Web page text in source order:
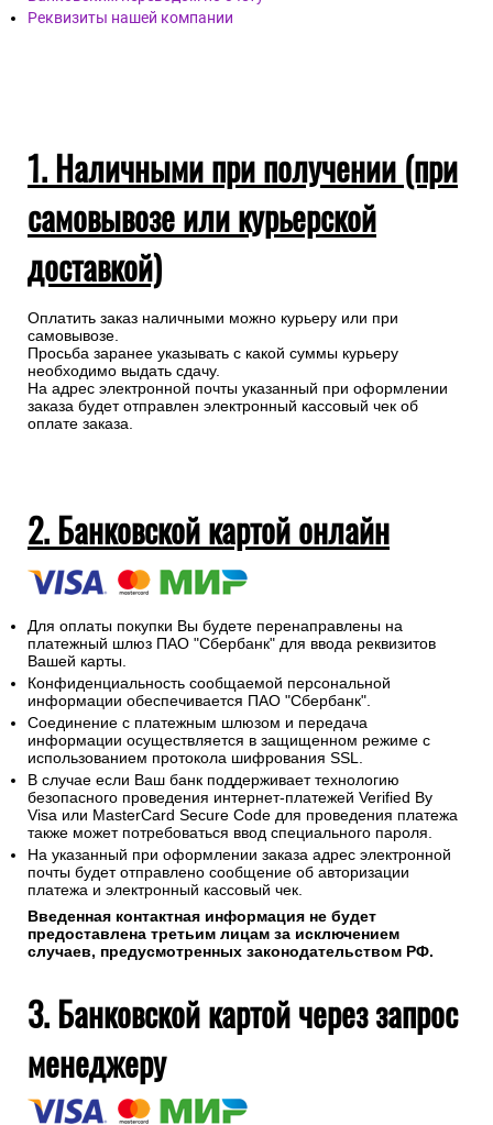
Банковской картой онлайн
1. Наличными при получении (при
самовывозе или курьерской
доставкой)
Оплатить заказ наличными можно курьеру или при
самовывозе.
Просьба заранее указывать с какой суммы курьеру
необходимо выдать сдачу.
2. Банковской картой онлайн
Для оплаты покупки Вы будете перенаправлены на
платежный шлюз ПАО "Сбербанк" для ввода реквизитов
Вашей карты.
Конфиденциальность сообщаемой персональной
информации обеспечивается ПАО "Сбербанк".
Соединение с платежным шлюзом и передача
информации осуществляется в защищенном режиме с
использованием протокола шифрования SSL.
В случае если Ваш банк поддерживает технологию
безопасного проведения интернет-платежей Verified By
Visa или MasterCard Secure Code для проведения платежа
также может потребоваться ввод специального пароля.
На указанный при оформлении заказа адрес электронной
почты будет отправлено сообщение об авторизации
платежа и электронный кассовый чек.
случаев, предусмотренных законодательством РФ.
3. Банковской картой через запрос